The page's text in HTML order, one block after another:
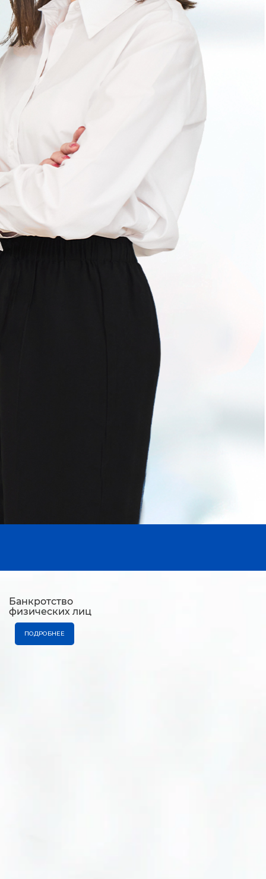
Банкротство
физических лиц
ПОДРОБНЕЕ